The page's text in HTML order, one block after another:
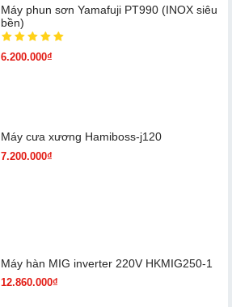
Máy phun sơn Yamafuji PT990 (INOX siêu
bền)
6.200.000₫
Máy cưa xương Hamiboss-j120
7.200.000₫
Máy hàn MIG inverter 220V HKMIG250-1
12.860.000₫